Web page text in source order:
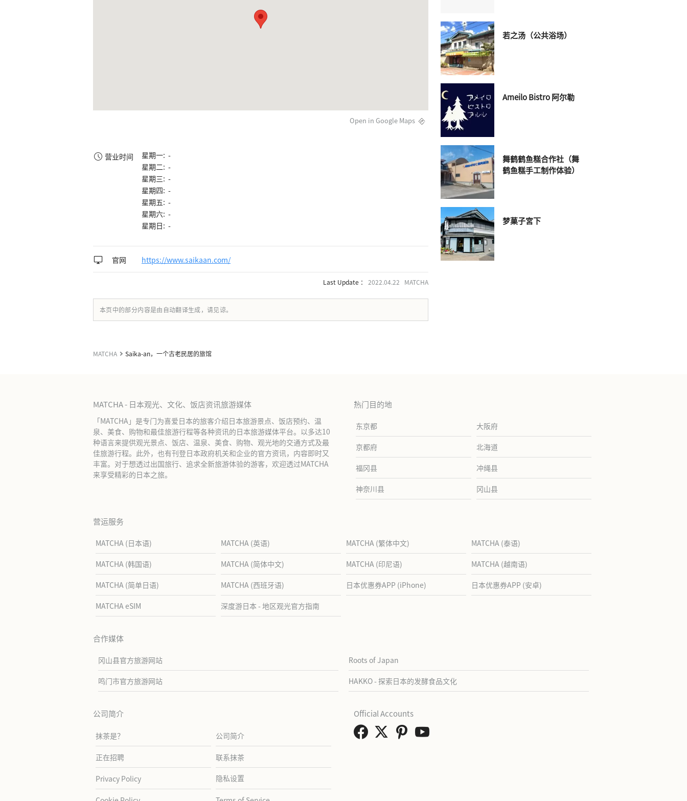
Open in Google Maps
营业时间
星期一: -
星期二: -
星期三: -
星期四: -
星期五: -
星期六: -
星期日: -
官网 https://www.saikaan.com/
Last Update ： 2022.04.22 MATCHA
本页中的部分内容是由自动翻译生成，请见谅。
若之汤（公共浴场）
Ameilo Bistro 阿尔勒
舞鹤鹤鱼糕合作社（舞
鹤鱼糕手工制作体验）
梦菓子宮下
MATCHA Saika-an，一个古老民居的旅馆
MATCHA - 日本观光、文化、饭店资讯旅游媒体
「MATCHA」是专门为喜爱日本的旅客介绍日本旅游景点、饭店预约、温
泉、美食、购物和最佳旅游行程等各种资讯的日本旅游媒体平台。以多达10
种语言来提供观光景点、饭店、温泉、美食、购物、观光地的交通方式及最
佳旅游行程。此外，也有刊登日本政府机关和企业的官方资讯，内容即时又
丰富。对于想透过出国旅行、追求全新旅游体验的游客，欢迎透过MATCHA
来享受精彩的日本之旅。
热门目的地
东京都 大阪府
京都府 北海道
福冈县 冲绳县
神奈川县 冈山县
营运服务
MATCHA (日本语) MATCHA (英语) MATCHA (繁体中文) MATCHA (泰语)
MATCHA (韩国语) MATCHA (简体中文) MATCHA (印尼语) MATCHA (越南语)
MATCHA (简单日语) MATCHA (西班牙语) 日本优惠券APP (iPhone) 日本优惠券APP (安卓)
MATCHA eSIM 深度游日本 - 地区观光官方指南
合作媒体
冈山县官方旅游网站 Roots of Japan
鸣门市官方旅游网站 HAKKO - 探索日本的发酵食品文化
公司简介
抹茶是？ 公司简介
正在招聘 联系抹茶
Privacy Policy 隐私设置
Official Accounts